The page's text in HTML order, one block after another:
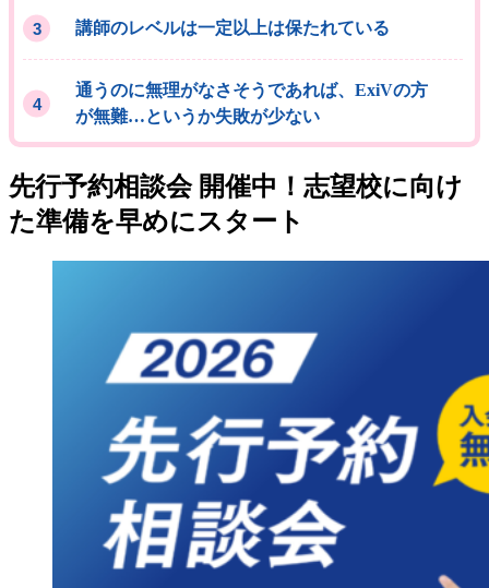
講師のレベルは一定以上は保たれている
通うのに無理がなさそうであれば、ExiVの方
が無難…というか失敗が少ない
先行予約相談会 開催中！志望校に向け
た準備を早めにスタート